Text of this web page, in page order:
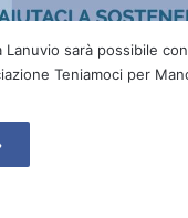
Lanuvio sarà possibile
Teniamoci per